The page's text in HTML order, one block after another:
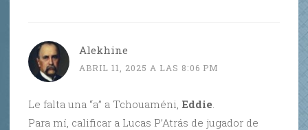
Alekhine
ABRIL 11, 2025 A LAS 8:06 PM
Le falta una “a” a Tchouaméni, Eddie
Para mí, calificar a Lucas P’Atrás de jugador de